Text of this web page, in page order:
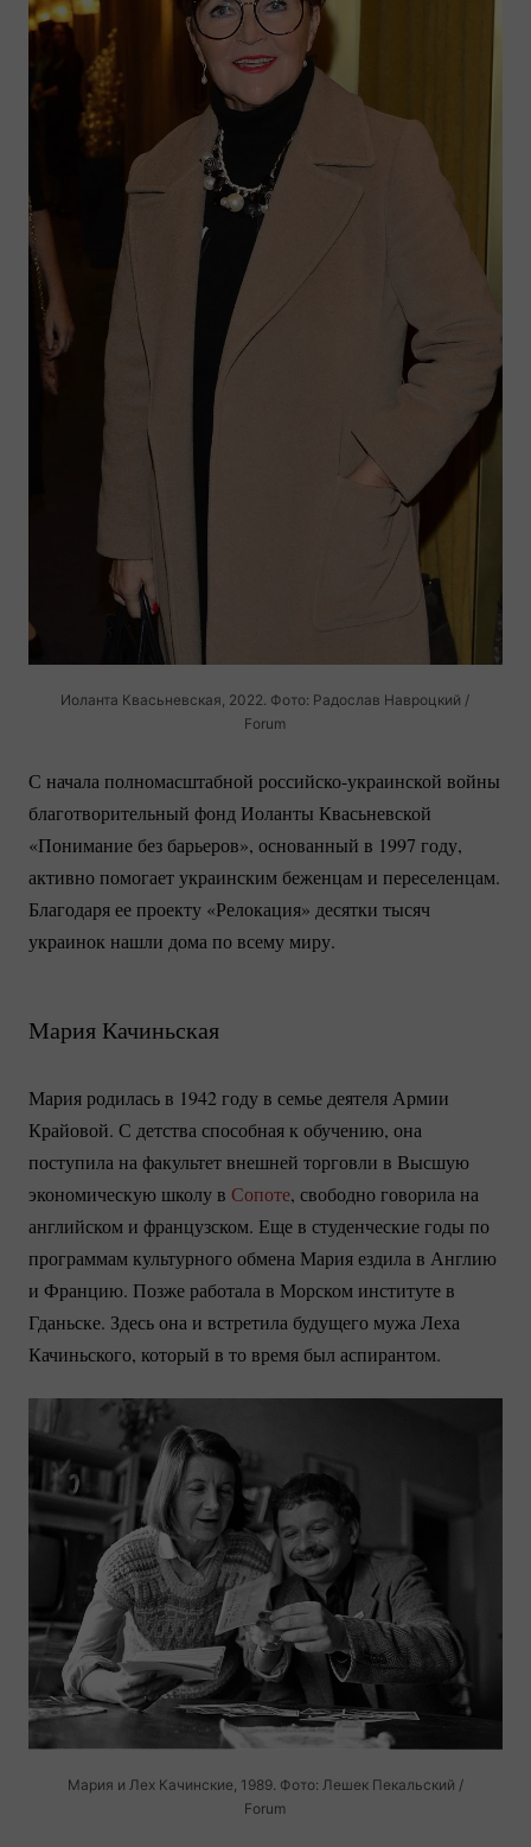
Иоланта Квасьневская, 2022. Фото: Радослав Навроцкий /
Forum
С начала полномасштабной российско-украинской войны
благотворительный фонд Иоланты Квасьневской
«Понимание без барьеров», основанный в 1997 году,
активно помогает украинским беженцам и переселенцам.
Благодаря ее проекту «Релокация» десятки тысяч
украинок нашли дома по всему миру.
Мария Качиньская
Мария родилась в 1942 году в семье деятеля Армии
Крайовой. С детства способная к обучению, она
поступила на факультет внешней торговли в Высшую
экономическую школу в Сопоте, свободно говорила на
английском и французском. Еще в студенческие годы по
программам культурного обмена Мария ездила в Англию
и Францию. Позже работала в Морском институте в
Гданьске. Здесь она и встретила будущего мужа Леха
Качиньского, который в то время был аспирантом.
Мария и Лех Качинские, 1989. Фото: Лешек Пекальский /
Forum